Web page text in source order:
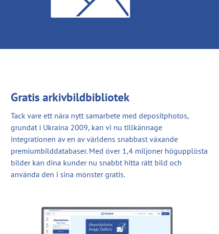
Gratis arkivbildbibliotek
Tack vare ett nära nytt samarbete med depositphotos,
grundat i Ukraina 2009, kan vi nu tillkännage
integrationen av en av världens snabbast växande
premiumbilddatabaser. Med över 1,4 miljoner högupplösta
bilder kan dina kunder nu snabbt hitta rätt bild och
använda den i sina mönster gratis.